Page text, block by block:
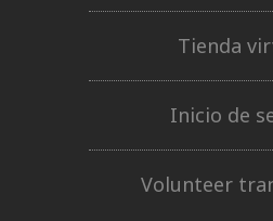
Tienda
Inicio de
Volunteer